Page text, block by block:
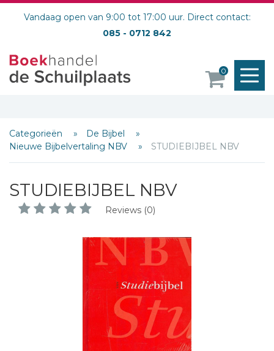
Vandaag open van 9:00 tot 17:00 uur. Direct contact:
085 - 0712 842
0
Categorieën
De Bijbel
Nieuwe Bijbelvertaling NBV
STUDIEBIJBEL NBV
STUDIEBIJBEL NBV
Reviews (0)